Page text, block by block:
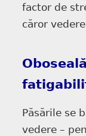
factor de
căror
Păsările se
vedere –